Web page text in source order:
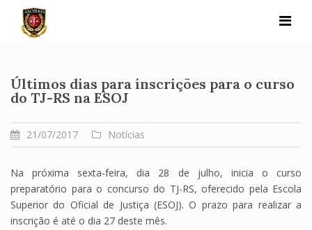
content
Últimos dias para inscrições para o curso
do TJ-RS na ESOJ
21/07/2017 Notícias
Na próxima sexta-feira, dia 28 de julho, inicia o curso
preparatório para o concurso do TJ-RS, oferecido pela Escola
Superior do Oficial de Justiça (ESOJ). O prazo para realizar a
inscrição é até o dia 27 deste mês.